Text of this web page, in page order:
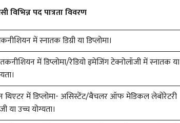
विभिन्न पद पात्रता विवरण
में स्नातक डिग्री या डिप्लोमा।
में डिप्लोमा/रेडियो इमेजिंग टेक्नोलॉजी में स्नातक या
में डिप्लोमा- असिस्टेंट/बैचलर ऑफ मेडिकल लेबोरेटरी
या उच्च योग्यता।